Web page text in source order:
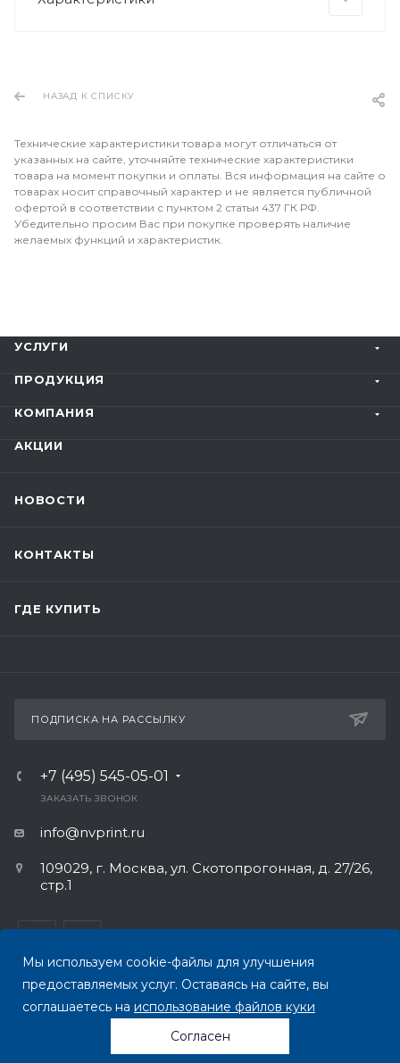
НАЗАД К СПИСКУ
Технические характеристики товара могут отличаться от
указанных на сайте, уточняйте технические характеристики
товара на момент покупки и оплаты. Вся информация на сайте о
товарах носит справочный характер и не является публичной
офертой в соответствии с пунктом 2 статьи 437 ГК РФ.
Убедительно просим Вас при покупке проверять наличие
желаемых функций и характеристик.
УСЛУГИ
ПРОДУКЦИЯ
КОМПАНИЯ
АКЦИИ
НОВОСТИ
КОНТАКТЫ
ГДЕ КУПИТЬ
ПОДПИСКА НА РАССЫЛКУ
+7 (495) 545-05-01
ЗАКАЗАТЬ ЗВОНОК
info@nvprint.ru
109029, г. Москва, ул. Скотопрогонная, д. 27/26,
стр.1
ПОЛИТИКА КОНФИДЕНЦИАЛЬНОСТИ
© 2026 Все права защищены.
Мы используем cookie-файлы для улучшения
предоставляемых услуг. Оставаясь на сайте, вы
соглашаетесь на использование файлов куки
Согласен